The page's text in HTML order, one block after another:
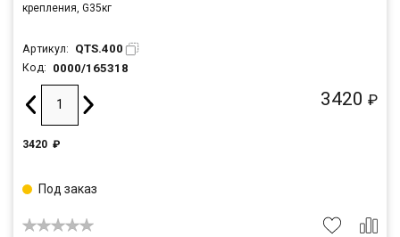
крепления, G35кг
Артикул: QTS.400
Код: 0000/165318
3420 ₽
3420 ₽
Под заказ